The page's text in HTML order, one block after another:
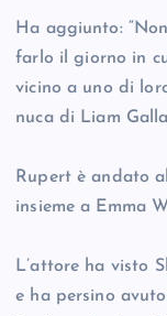
Ha aggiunto:
farlo il giorno in
vicino a uno di
nuca di Liam
Rupert è andato
insieme a Emma
L’attore ha visto
e ha persino